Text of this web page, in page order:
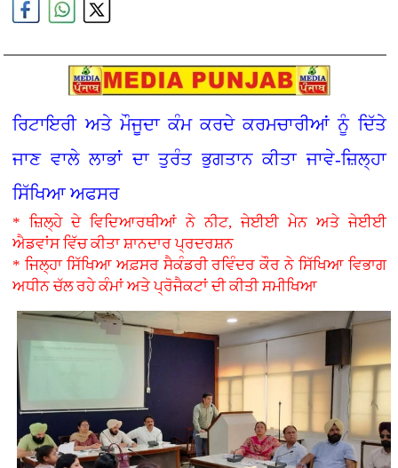
ਰਿਟਾਇਰੀ ਅਤੇ ਮੌਜੂਦਾ ਕੰਮ ਕਰਦੇ ਕਰਮਚਾਰੀਆਂ ਨੂੰ ਦਿੱਤੇ
ਜਾਣ ਵਾਲੇ ਲਾਭਾਂ ਦਾ ਤੁਰੰਤ ਭੁਗਤਾਨ ਕੀਤਾ ਜਾਵੇ-ਜ਼ਿਲ੍ਹਾ
ਸਿੱਖਿਆ ਅਫਸਰ
* ਜ਼ਿਲ੍ਹੇ ਦੇ ਵਿਦਿਆਰਥੀਆਂ ਨੇ ਨੀਟ, ਜੇਈਈ ਮੇਨ ਅਤੇ ਜੇਈਈ
ਐਡਵਾਂਸ ਵਿੱਚ ਕੀਤਾ ਸ਼ਾਨਦਾਰ ਪ੍ਰਦਰਸ਼ਨ
* ਜਿਲ੍ਹਾ ਸਿੱਖਿਆ ਅਫ਼ਸਰ ਸੈਕੰਡਰੀ ਰਵਿੰਦਰ ਕੌਰ ਨੇ ਸਿੱਖਿਆ ਵਿਭਾਗ
ਅਧੀਨ ਚੱਲ ਰਹੇ ਕੰਮਾਂ ਅਤੇ ਪ੍ਰੋਜੈਕਟਾਂ ਦੀ ਕੀਤੀ ਸਮੀਖਿਆ